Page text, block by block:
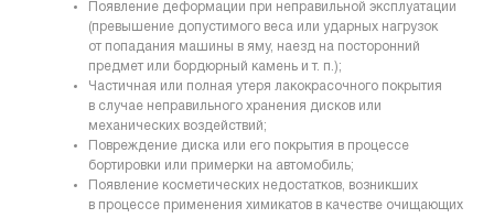
Появление деформации при неправильной эксплуатации
(превышение допустимого веса или ударных нагрузок
от попадания машины в яму, наезд на посторонний
предмет или бордюрный камень и т. п.);
Частичная или полная утеря лакокрасочного покрытия
в случае неправильного хранения дисков или
механических воздействий;
Повреждение диска или его покрытия в процессе
бортировки или примерки на автомобиль;
Появление косметических недостатков, возникших
в процессе применения химикатов в качестве очищающих